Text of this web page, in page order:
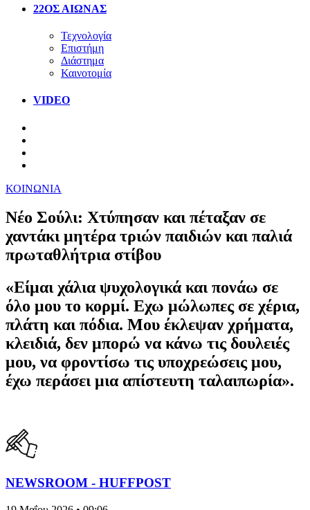
22ΟΣ ΑΙΩΝΑΣ
Τεχνολογία
Επιστήμη
Διάστημα
Καινοτομία
VIDEO
ΚΟΙΝΩΝΙΑ
Νέο Σούλι: Χτύπησαν και πέταξαν σε
χαντάκι μητέρα τριών παιδιών και παλιά
πρωταθλήτρια στίβου
«Είμαι χάλια ψυχολογικά και πονάω σε
όλο μου το κορμί. Εχω μώλωπες σε χέρια,
πλάτη και πόδια. Μου έκλεψαν χρήματα,
κλειδιά, δεν μπορώ να κάνω τις δουλειές
μου, να φροντίσω τις υποχρεώσεις μου,
έχω περάσει μια απίστευτη ταλαιπωρία».
NEWSROOM - HUFFPOST